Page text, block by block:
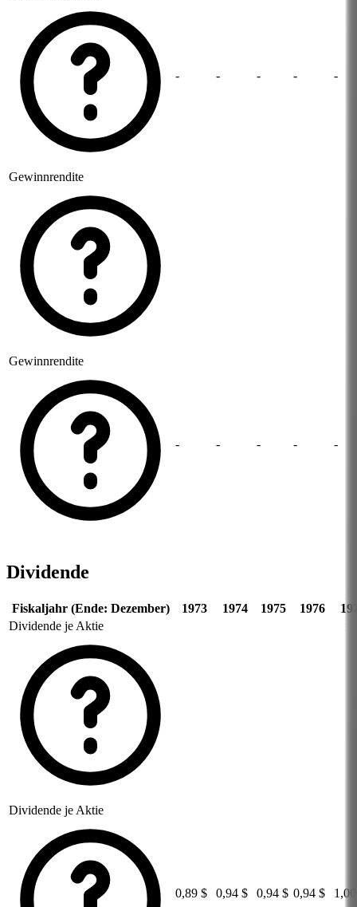
- - - - -
Gewinnrendite
Gewinnrendite
- - - - -
Dividende
Fiskaljahr (Ende: Dezember) 1973 1974 1975 1976
Dividende je Aktie
Dividende je Aktie
0,89 $ 0,94 $ 0,94 $ 0,94 $